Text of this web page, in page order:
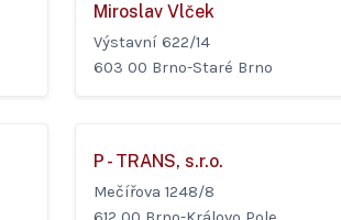
Miroslav Vlček
Výstavní 622/14
603 00 Brno-Staré Brno
P - TRANS, s.r.o.
Mečířova 1248/8